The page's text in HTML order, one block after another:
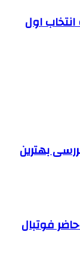
اول
بهترین
۳۵ سال حال حاضر فوتبال